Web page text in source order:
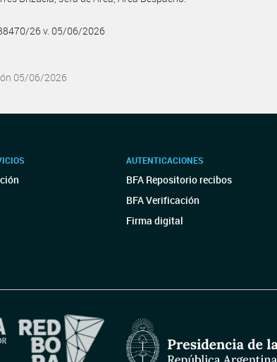
26 v. 05/06/2026
05/06/2026
AUTENTICACIONES
BFA Repositorio recibos
BFA Verificación
Firma digital